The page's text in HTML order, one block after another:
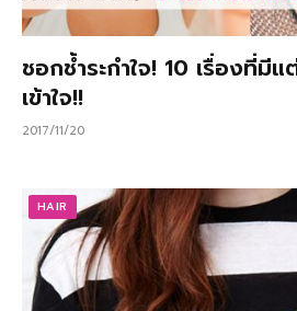
ชอกช้ำระกำใจ! 10 เรื่องที่มี
เข้าใจ!!
2017/11/20
HAIR